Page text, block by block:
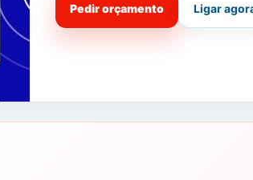
Pedir orçamento Ligar